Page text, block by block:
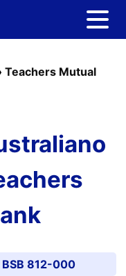
Teachers Mutual
812-000